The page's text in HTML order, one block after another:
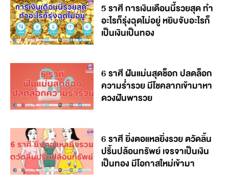
5 ราศี การเงินเดือนนี้รวยสุด ทำ
อะไรก็รุ่งฉุดไม่อยู่ หยิบจับอะไรก็
เป็นเงินเป็นทอง
6 ราศี ฝันแม่นสุดช็อก ปลดล็อก
ความร่ำรวย มีโชคลาภเข้ามาหา
ดวงฝันพารวย
6 ราศี ยิ่งตอแหลยิ่งรวย ตวัดลิ้น
ปริ้นปล้อนทรัพย์ เจรจาเป็นเงิน
เป็นทอง มีโอกาสใหม่เข้ามา